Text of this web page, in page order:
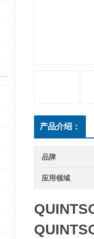
产品介绍：
品牌
应用领域